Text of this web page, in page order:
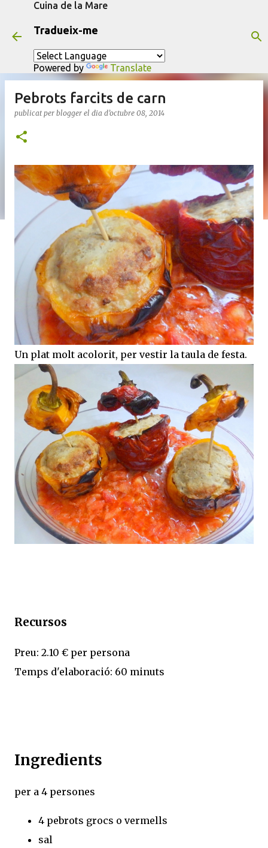
Cuina de la Mare
Tradueix-me
Powered by Translate
Pebrots farcits de carn
publicat per blogger el dia d’octubre 08, 2014
Un plat molt acolorit, per vestir la taula de festa.
Recursos
Preu: 2.10 € per persona
Temps d'elaboració: 60 minuts
Ingredients
per a 4 persones
4 pebrots grocs o vermells
sal